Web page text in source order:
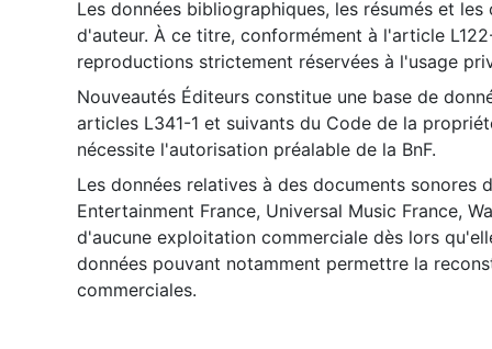
Les données bibliographiques, les résumés et
d'auteur. À ce titre, conformément à l'article
reproductions strictement réservées à l'usage
Nouveautés Éditeurs constitue une base de
articles L341-1 et suivants du Code de la
nécessite l'autorisation préalable de la BnF.
Les données relatives à des documents sonores
Entertainment France, Universal Music France,
d'aucune exploitation commerciale dès lors
données pouvant notamment permettre la
commerciales.